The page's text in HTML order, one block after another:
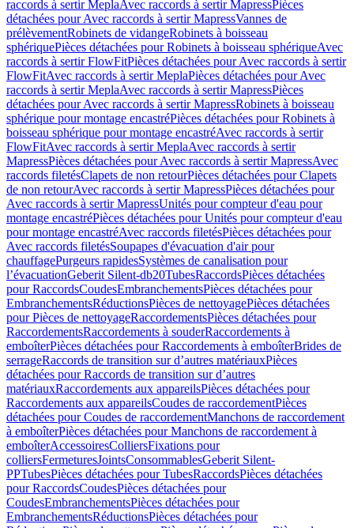
raccords à sertir MeplaAvec raccords à sertir MapressPièces
détachées pour Avec raccords à sertir MapressVannes de
prélèvementRobinets de vidangeRobinets à boisseau
sphériquePièces détachées pour Robinets à boisseau sphériqueAvec
raccords à sertir FlowFitPièces détachées pour Avec raccords à sertir
FlowFitAvec raccords à sertir MeplaPièces détachées pour Avec
raccords à sertir MeplaAvec raccords à sertir MapressPièces
détachées pour Avec raccords à sertir MapressRobinets à boisseau
sphérique pour montage encastréPièces détachées pour Robinets à
boisseau sphérique pour montage encastréAvec raccords à sertir
FlowFitAvec raccords à sertir MeplaAvec raccords à sertir
MapressPièces détachées pour Avec raccords à sertir MapressAvec
raccords filetésClapets de non retourPièces détachées pour Clapets
de non retourAvec raccords à sertir MapressPièces détachées pour
Avec raccords à sertir MapressUnités pour compteur d'eau pour
montage encastréPièces détachées pour Unités pour compteur d'eau
pour montage encastréAvec raccords filetésPièces détachées pour
Avec raccords filetésSoupapes d'évacuation d'air pour
chauffagePurgeurs rapidesSystèmes de canalisation pour
l’évacuationGeberit Silent-db20TubesRaccordsPièces détachées
pour RaccordsCoudesEmbranchementsPièces détachées pour
EmbranchementsRéductionsPièces de nettoyagePièces détachées
pour Pièces de nettoyageRaccordementsPièces détachées pour
RaccordementsRaccordements à souderRaccordements à
emboîterPièces détachées pour Raccordements à emboîterBrides de
serrageRaccords de transition sur d’autres matériauxPièces
détachées pour Raccords de transition sur d’autres
matériauxRaccordements aux appareilsPièces détachées pour
Raccordements aux appareilsCoudes de raccordementPièces
détachées pour Coudes de raccordementManchons de raccordement
à emboîterPièces détachées pour Manchons de raccordement à
emboîterAccessoiresColliersFixations pour
colliersFermeturesJointsConsommablesGeberit Silent-
PPTubesPièces détachées pour TubesRaccordsPièces détachées
pour RaccordsCoudesPièces détachées pour
CoudesEmbranchementsPièces détachées pour
EmbranchementsRéductionsPièces détachées pour